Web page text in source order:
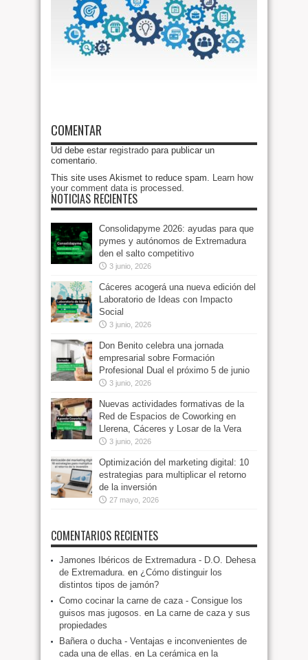
COMENTAR
Ud debe estar registrado para publicar un
comentario.
This site uses Akismet to reduce spam. Learn how
your comment data is processed.
NOTICIAS RECIENTES
Consolidapyme 2026: ayudas para que
pymes y autónomos de Extremadura
den el salto competitivo
3 junio, 2026
Cáceres acogerá una nueva edición del
Laboratorio de Ideas con Impacto
Social
3 junio, 2026
Don Benito celebra una jornada
empresarial sobre Formación
Profesional Dual el próximo 5 de junio
3 junio, 2026
Nuevas actividades formativas de la
Red de Espacios de Coworking en
Llerena, Cáceres y Losar de la Vera
3 junio, 2026
Optimización del marketing digital: 10
estrategias para multiplicar el retorno
de la inversión
27 mayo, 2026
COMENTARIOS RECIENTES
Jamones Ibéricos de Extremadura - D.O. Dehesa
de Extremadura. en ¿Cómo distinguir los
distintos tipos de jamón?
Como cocinar la carne de caza - Consigue los
guisos mas jugosos. en La carne de caza y sus
propiedades
Bañera o ducha - Ventajas e inconvenientes de
cada una de ellas. en La cerámica en la